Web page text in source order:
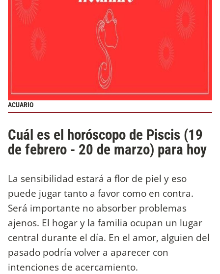
ACUARIO
Cuál es el horóscopo de Piscis (19
de febrero - 20 de marzo) para hoy
La sensibilidad estará a flor de piel y eso
puede jugar tanto a favor como en contra.
Será importante no absorber problemas
ajenos. El hogar y la familia ocupan un lugar
central durante el día. En el amor, alguien del
pasado podría volver a aparecer con
intenciones de acercamiento.